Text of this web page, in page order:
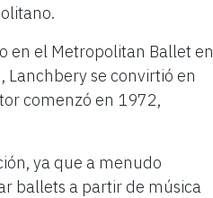
en el Metropolitan Ballet en
Lanchbery se convirtió en
comenzó en 1972,
ya que a menudo
ballets a partir de música